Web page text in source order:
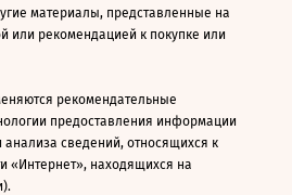
материалы, представленные на
или рекомендацией к покупке или
рекомендательные
предоставления информации
анализа сведений, относящихся к
«Интернет», находящихся на